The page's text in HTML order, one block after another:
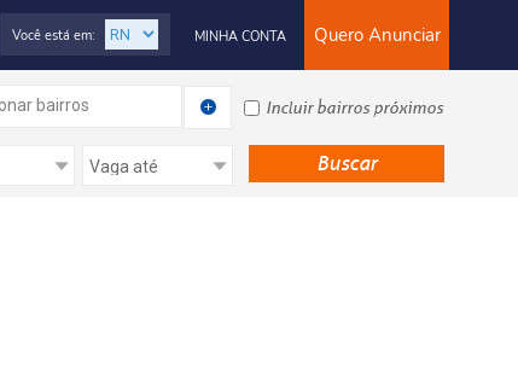
Quero Anunciar
MINHA CONTA
Você está em:
bairros Incluir bairros próximos